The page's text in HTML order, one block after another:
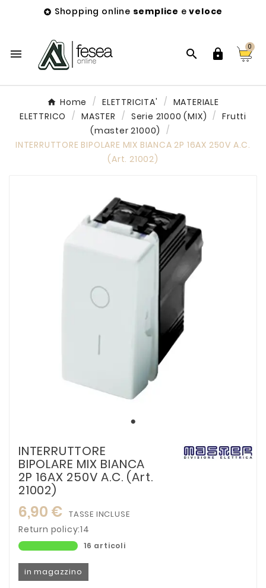
 Shopping online semplice eveloce
  
0
Home ELETTRICITA'
MATERIALE
ELETTRICO
MASTER Serie 21000 (MIX)
Frutti
(master 21000)
INTERRUTTORE BIPOLARE MIX BIANCA 2P 16AX 250V A.C.
(Art. 21002)
INTERRUTTORE
BIPOLARE MIX BIANCA
2P 16AX 250V A.C. (Art.
21002)
6,90 € TASSE INCLUSE
Return policy:14
16 articoli
in magazzino